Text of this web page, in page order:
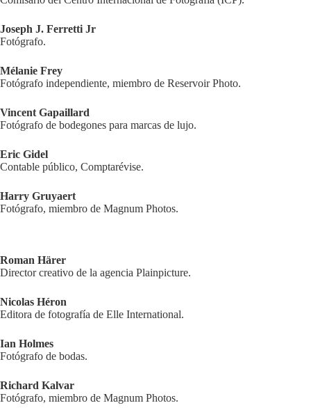
Joseph J. Ferretti Jr
Fotógrafo.
Mélanie Frey
Fotógrafo independiente, miembro de Reservoir Photo.
Vincent Gapaillard
Fotógrafo de bodegones para marcas de lujo.
Eric Gidel
Contable público, Comptarévise.
Harry Gruyaert
Fotógrafo, miembro de Magnum Photos.
Roman Härer
Director creativo de la agencia Plainpicture.
Nicolas Héron
Editora de fotografía de Elle International.
Ian Holmes
Fotógrafo de bodas.
Richard Kalvar
Fotógrafo, miembro de Magnum Photos.